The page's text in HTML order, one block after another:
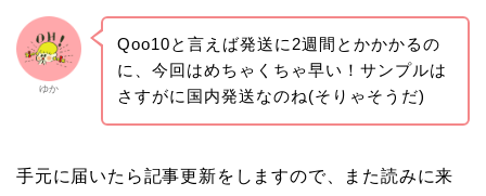
ゆか
Qoo10と言えば発送に2週間とかかかるの
に、今回はめちゃくちゃ早い！サンプルは
さすがに国内発送なのね(そりゃそうだ)
手元に届いたら記事更新をしますので、また読みに来